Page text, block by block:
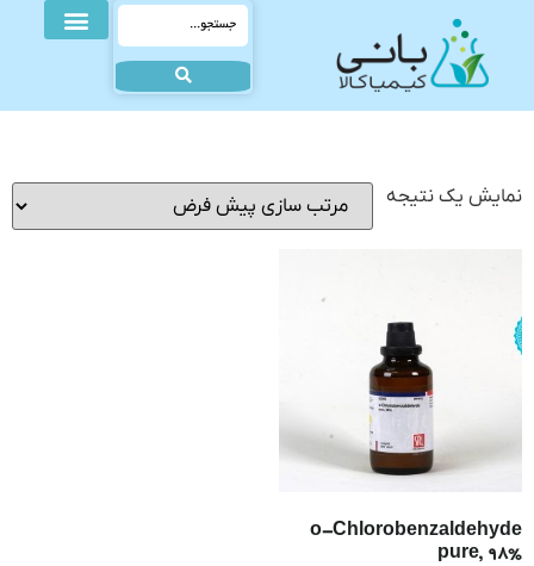
نمایش یک نتیجه
o-Chlorobenzaldehyde
pure, 98%